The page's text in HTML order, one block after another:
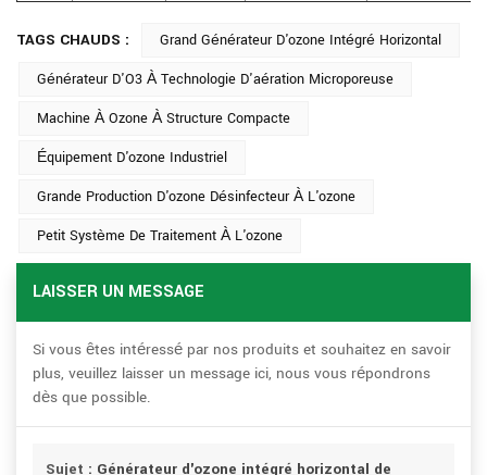
TAGS CHAUDS :
Grand Générateur D'ozone Intégré Horizontal
Générateur D'O3 À Technologie D'aération Microporeuse
Machine À Ozone À Structure Compacte
Équipement D'ozone Industriel
Grande Production D'ozone Désinfecteur À L'ozone
Petit Système De Traitement À L'ozone
LAISSER UN MESSAGE
Si vous êtes intéressé par nos produits et souhaitez en savoir
plus, veuillez laisser un message ici, nous vous répondrons
dès que possible.
Sujet : Générateur d'ozone intégré horizontal de